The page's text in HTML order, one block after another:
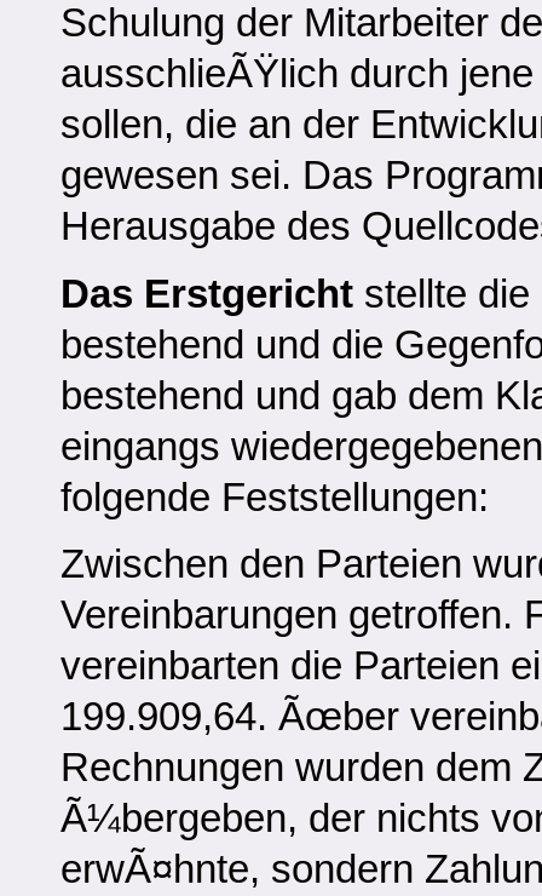
Schulung der Mitarbeiter
ausschlieÃŸlich durch
sollen, die an der
gewesen sei. Das
Herausgabe des
Das Erstgericht stellte
bestehend und die
bestehend und gab dem
eingangs
folgende Feststellungen:
Zwischen den Parteien
Vereinbarungen getroffen.
vereinbarten die Parteien
199.909,64. Ãœber
Rechnungen wurden dem
Ã¼bergeben, der nichts
erwÃ¤hnte, sondern